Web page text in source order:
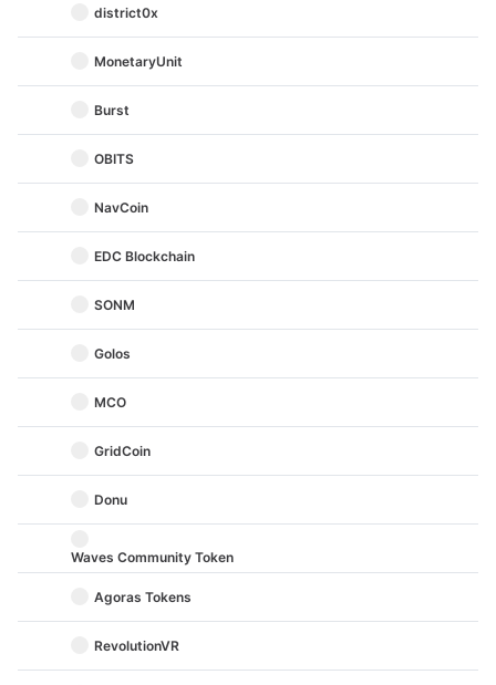
district0x
MonetaryUnit
Burst
OBITS
NavCoin
EDC Blockchain
SONM
Golos
MCO
GridCoin
Donu
Waves Community Token
Agoras Tokens
RevolutionVR